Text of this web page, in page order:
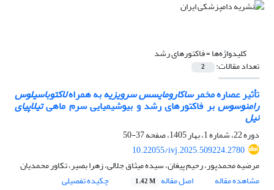
کلیدواژه‌ها =فاکتورهای رشد
تعداد مقالات: 2
تأثیر عصاره مخمرساکارومایسس سرویزیهبه همراهلاکتوباسیلوس
رامنوسوسبر فاکتورهای رشد و بیوشیمیایی سرم ماهیتیلاپیای
نیل
دوره 22، شماره 1، بهار 1405، صفحه
37-50
10.22055/ivj.2025.509224.2780
مرضیه محمدپور، رحیم پیغان، سیده میثاق جلالی، زهرا بصیر، تکاور محمدیان
مشاهده مقاله
اصل مقاله 1.42 M چکیده تفصیلی